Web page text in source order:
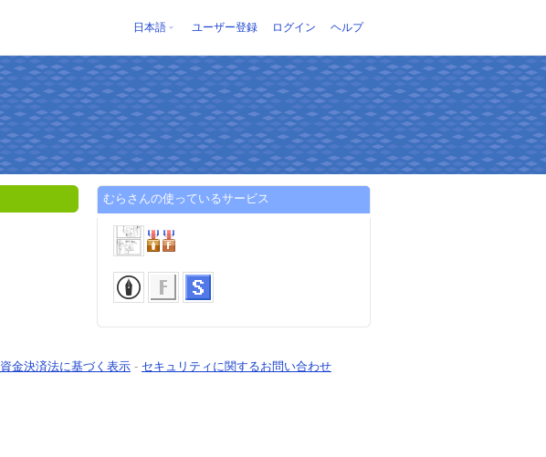
日本語 ユーザー登録 ログイン ヘルプ
むらさんの使っているサービス
資金決済法に基づく表示 - セキュリティに関するお問い合わせ